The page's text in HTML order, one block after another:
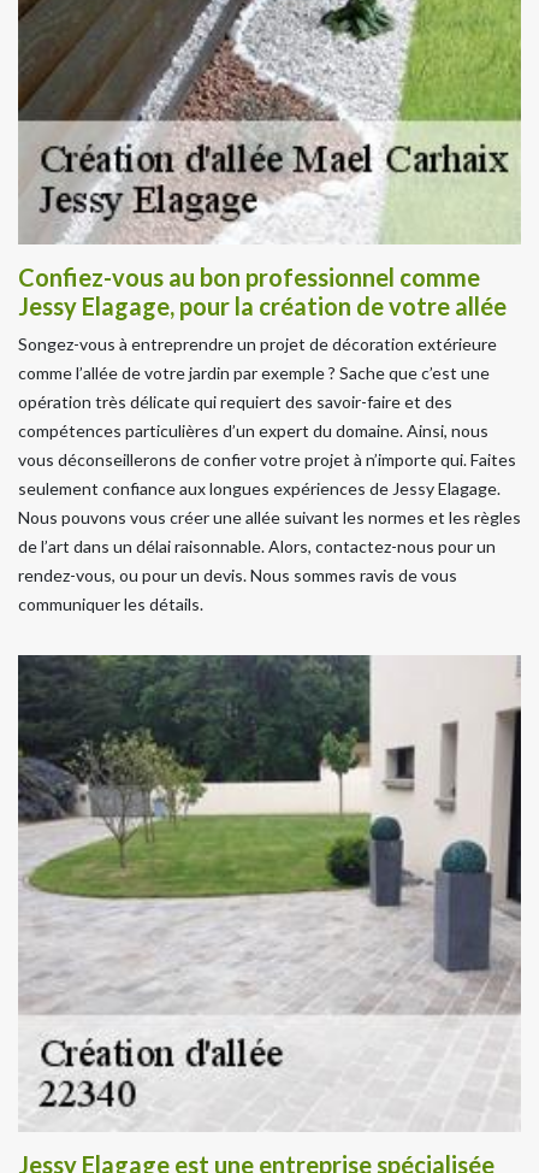
Confiez-vous au bon professionnel comme
Jessy Elagage, pour la création de votre allée
Songez-vous à entreprendre un projet de décoration extérieure
comme l’allée de votre jardin par exemple ? Sache que c’est une
opération très délicate qui requiert des savoir-faire et des
compétences particulières d’un expert du domaine. Ainsi, nous
vous déconseillerons de confier votre projet à n’importe qui. Faites
seulement confiance aux longues expériences de Jessy Elagage.
Nous pouvons vous créer une allée suivant les normes et les règles
de l’art dans un délai raisonnable. Alors, contactez-nous pour un
rendez-vous, ou pour un devis. Nous sommes ravis de vous
communiquer les détails.
Jessy Elagage est une entreprise spécialisée